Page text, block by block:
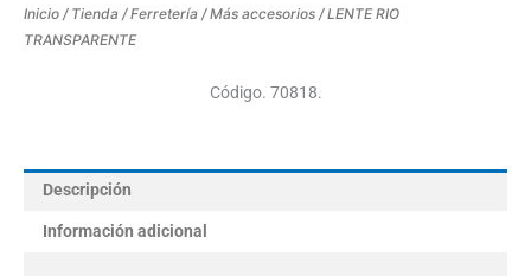
Inicio / Tienda /Ferretería /Más accesorios / LENTE RIO
TRANSPARENTE
Código. 70818.
Descripción
Información adicional